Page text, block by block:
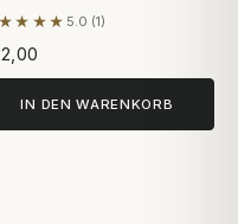
5.0 (1)
auf 1 Bewertung
IN DEN WARENKORB